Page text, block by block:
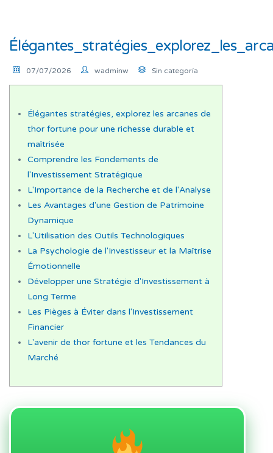
07/07/2026 wadminw Sin categoría
Élégantes stratégies, explorez les arcanes de
thor fortune pour une richesse durable et
maîtrisée
Comprendre les Fondements de
l'Investissement Stratégique
L'Importance de la Recherche et de l'Analyse
Les Avantages d'une Gestion de Patrimoine
Dynamique
L'Utilisation des Outils Technologiques
La Psychologie de l'Investisseur et la Maîtrise
Émotionnelle
Développer une Stratégie d'Investissement à
Long Terme
Les Pièges à Éviter dans l'Investissement
Financier
L'avenir de thor fortune et les Tendances du
Marché